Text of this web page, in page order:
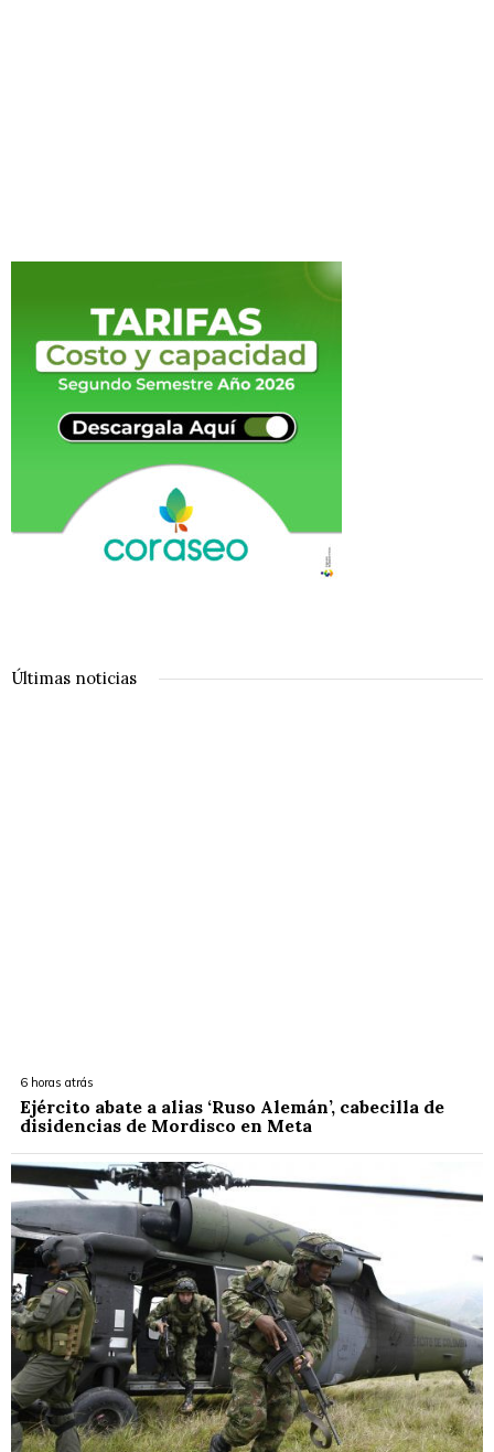
Últimas noticias
6 horas atrás
Ejército abate a alias ‘Ruso Alemán’, cabecilla de
disidencias de Mordisco en Meta